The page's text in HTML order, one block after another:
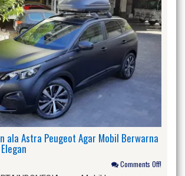
ala Astra Peugeot Agar Mobil Berwarna
Comments Off!